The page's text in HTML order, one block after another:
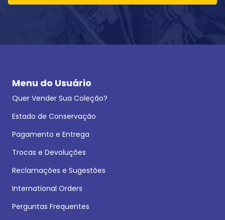
Menu do Usuário
Quer Vender Sua Coleção?
Estado de Conservação
Pagamento e Entrega
Trocas e Devoluções
Reclamações e Sugestões
International Orders
Perguntas Frequentes